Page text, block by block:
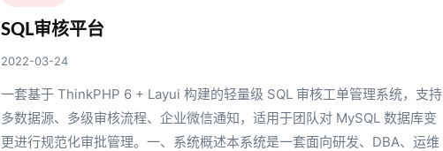
SQL审核平台
2022-03-24
一套基于 ThinkPHP 6 + Layui 构建的轻量级 SQL 审核工单管理系统，支持
多数据源、多级审核流程、企业微信通知，适用于团队对 MySQL 数据库变
更进行规范化审批管理。一、系统概述本系统是一套面向研发、DBA、运维